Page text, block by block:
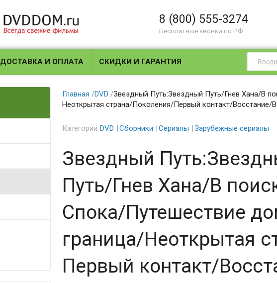
8 (800) 555-3274
Бесплатные звонки по РФ
ДОСТАВКА И ОПЛАТА СКИДКИ И ГАРАНТИЯ
Главная /DVD /Звездный Путь:Звездный Путь/Гнев Хана/В
Неоткрытая страна/Поколения/Первый контакт/Восстание/
Категории:DVD Сборники Сериалы Зарубежные сериалы
Звездный
Путь/Гнев Хана/В
Спока/Путешествие
граница/Неоткрытая
Первый контакт/